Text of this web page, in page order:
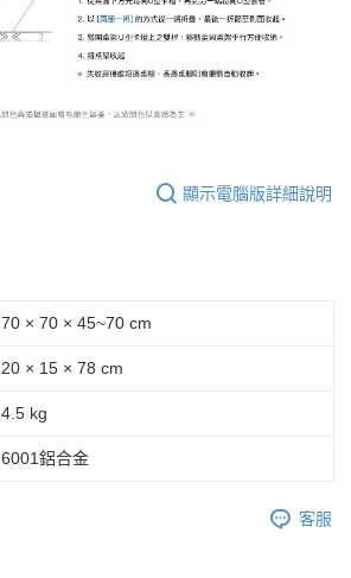
顯示電腦版詳細說明
70 × 70 × 45~70 cm
20 × 15 × 78 cm
4.5 kg
6001鋁合金
客服